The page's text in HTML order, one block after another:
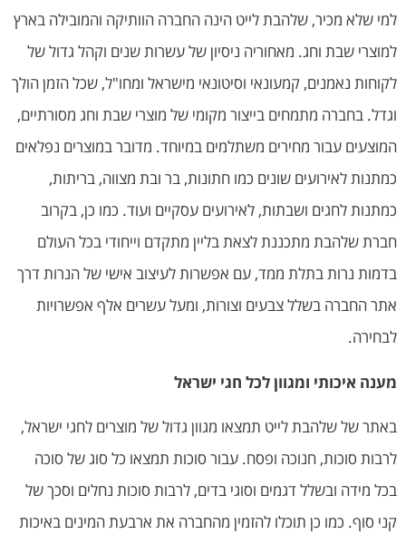
למי שלא מכיר, שלהבת לייט הינה החברה הוותיקה והמובילה בארץ
למוצרי שבת וחג. מאחוריה ניסיון של עשרות שנים וקהל גדול של
לקוחות נאמנים, קמעונאי וסיטונאי מישראל ומחו"ל, שכל הזמן הולך
וגדל. בחברה מתמחים בייצור מקומי של מוצרי שבת וחג מסורתיים,
המוצעים עבור מחירים משתלמים במיוחד. מדובר במוצרים נפלאים
כמתנות לאירועים שונים כמו חתונות, בר ובת מצווה, בריתות,
כמתנות לחגים ושבתות, לאירועים עסקיים ועוד. כמו כן, בקרוב
חברת שלהבת מתכננת לצאת בליין מתקדם וייחודי בכל העולם
בדמות נרות בתלת ממד, עם אפשרות לעיצוב אישי של הנרות דרך
אתר החברה בשלל צבעים וצורות, ומעל עשרים אלף אפשרויות
לבחירה.
מענה איכותי ומגוון לכל חגי ישראל
באתר של שלהבת לייט תמצאו מגוון גדול של מוצרים לחגי ישראל,
לרבות סוכות, חנוכה ופסח. עבור סוכות תמצאו כל סוג של סוכה
בכל מידה ובשלל דגמים וסוגי בדים, לרבות סוכות נחלים וסכך של
קני סוף. כמו כן תוכלו להזמין מהחברה את ארבעת המינים באיכות